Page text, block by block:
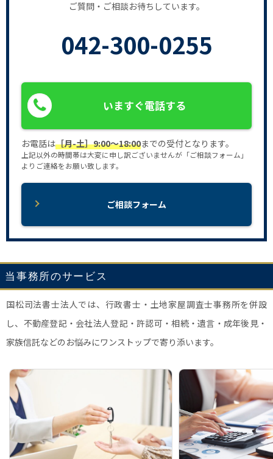
ご質問・ご相談お待ちしています。
042-300-0255
いますぐ電話する
お電話は［月-土］9:00〜18:00までの受付となります。
上記以外の時間帯は大変に申し訳ございませんが「ご相談フォーム」
よりご連絡をお願い致します。
ご相談フォーム
当事務所のサービス
国松司法書士法人では、行政書士・土地家屋調査士事務所を併設
し、不動産登記・会社法人登記・許認可・相続・遺言・成年後見・
家族信託などのお悩みにワンストップで寄り添います。